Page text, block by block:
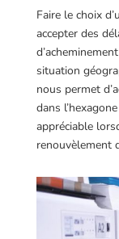
Faire le choix
accepter des
situation
nous permet
dans
appréciable
renouvèlement